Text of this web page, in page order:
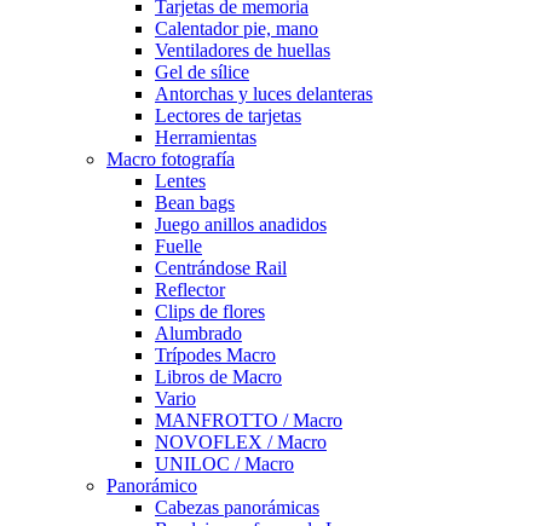
Tarjetas de memoria
Calentador pie, mano
Ventiladores de huellas
Gel de sílice
Antorchas y luces delanteras
Lectores de tarjetas
Herramientas
Macro fotografía
Lentes
Bean bags
Juego anillos anadidos
Fuelle
Centrándose Rail
Reflector
Clips de flores
Alumbrado
Trípodes Macro
Libros de Macro
Vario
MANFROTTO / Macro
NOVOFLEX / Macro
UNILOC / Macro
Panorámico
Cabezas panorámicas